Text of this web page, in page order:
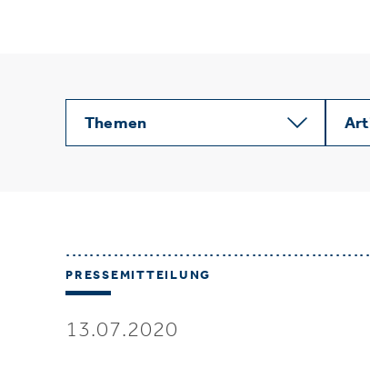
Themen
PRESSEMITTEILUNG
13.07.2020